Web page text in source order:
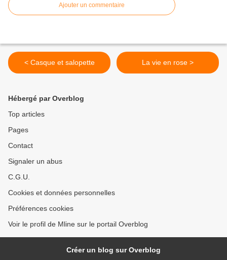
Ajouter un commentaire
< Casque et salopette La vie en rose >
Hébergé par Overblog
Top articles
Pages
Contact
Signaler un abus
C.G.U.
Cookies et données personnelles
Préférences cookies
Voir le profil de Mline sur le portail Overblog
Créer un blog sur Overblog